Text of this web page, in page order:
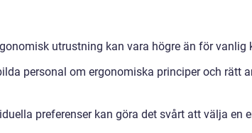
utrustning kan vara högre än för vanlig
personal om ergonomiska principer och rätt
preferenser kan göra det svårt att välja en